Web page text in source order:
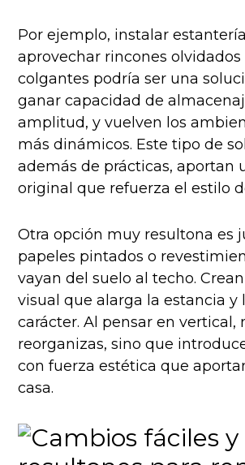
Por ejemplo, instalar
aprovechar rincones
colgantes podría ser una
ganar capacidad de
amplitud, y vuelven los
más dinámicos. Este tipo de
además de prácticas, aportan
original que refuerza el estilo
Otra opción muy resultona es
papeles pintados o
vayan del suelo al techo.
visual que alarga la estancia y
carácter. Al pensar en vertical,
reorganizas, sino que
con fuerza estética que
casa.